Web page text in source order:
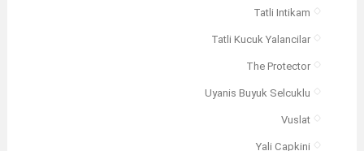
Tatli Intikam
Tatli Kucuk Yalancilar
The Protector
Uyanis Buyuk Selcuklu
Vuslat
Yali Capkini